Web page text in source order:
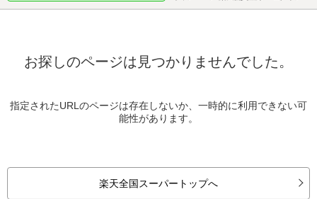
お探しのページは見つかりませんでした。
指定されたURLのページは存在しないか、一時的に利用できない可
能性があります。
楽天全国スーパートップへ